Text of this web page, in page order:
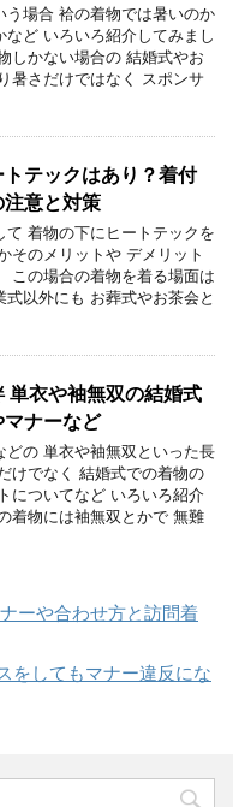
う場合 袷の着物では暑いのか
など いろいろ紹介してみまし
しかない場合の 結婚式やお
暑さだけではなく スポンサ
テックはあり？着付
意と対策
て 着物の下にヒートテックを
そのメリットや デメリット
この場合の着物を着る場面は
以外にも お葬式やお茶会と
単衣や袖無双の結婚式
ナーなど
どの 単衣や袖無双といった長
けでなく 結婚式での着物の
についてなど いろいろ紹介
着物には袖無双とかで 無難
ーや合わせ方と訪問着
をしてもマナー違反にな